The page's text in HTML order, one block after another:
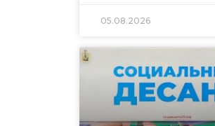
05.08.2026